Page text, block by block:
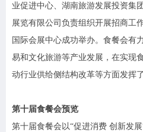
业促进中心、湖南旅游发展投资集
展览有限公司负责组织开展招商工
国际会展中心成功举办。食餐会有
易和文化旅游等产业发展，在实现
动行业供给侧结构改革等方面发挥
第十届食餐会预览
第十届食餐会以“促进消费 创新发